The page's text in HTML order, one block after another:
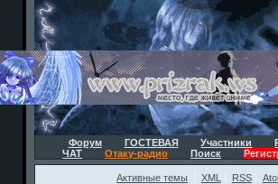
Форум ГОСТЕВАЯ Участники
ЧАТ
Отаку-радио Поиск
Активные темы XML RSS